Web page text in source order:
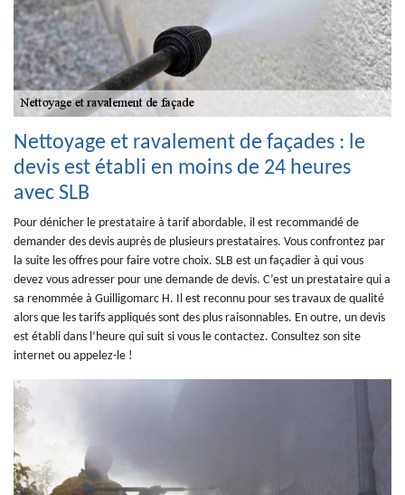
Nettoyage et ravalement de façades : le
devis est établi en moins de 24 heures
avec SLB
Pour dénicher le prestataire à tarif abordable, il est recommandé de
demander des devis auprès de plusieurs prestataires. Vous confrontez par
la suite les offres pour faire votre choix. SLB est un façadier à qui vous
devez vous adresser pour une demande de devis. C’est un prestataire qui a
sa renommée à Guilligomarc H. Il est reconnu pour ses travaux de qualité
alors que les tarifs appliqués sont des plus raisonnables. En outre, un devis
est établi dans l’heure qui suit si vous le contactez. Consultez son site
internet ou appelez-le !